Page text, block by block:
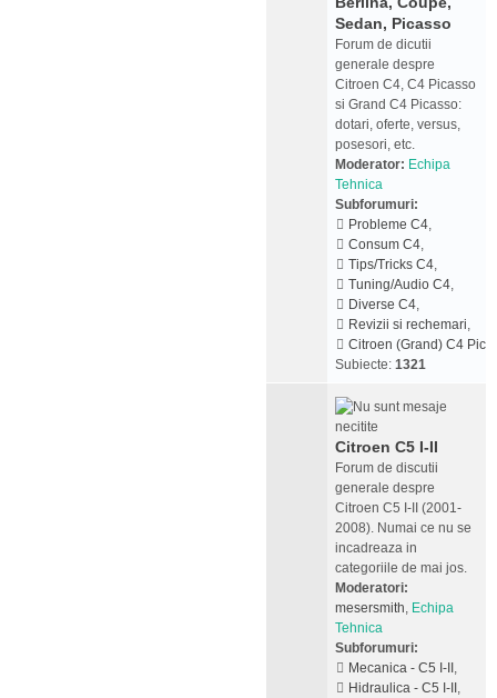
Sedan, Picasso
Forum de dicutii
generale despre
Citroen C4, C4 Picasso
si Grand C4 Picasso:
dotari, oferte, versus,
posesori, etc.
Moderator: Echipa
Tehnica
Subforumuri:
Probleme C4,
Consum C4,
Tips/Tricks C4,
Tuning/Audio C4,
Diverse C4,
Revizii si rechemari,
Citroen (Grand) C4
Subiecte: 1321
Citroen C5 I-II
Forum de discutii
generale despre
Citroen C5 I-II (2001-
2008). Numai ce nu se
incadreaza in
categoriile de mai jos.
Moderatori:
mesersmith, Echipa
Tehnica
Subforumuri:
Mecanica - C5 I-II ,
Hidraulica - C5 I-II ,